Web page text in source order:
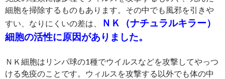
細胞を掃除するものもあります。その中でも風邪を引きや
すい、なりにくいの差は、
ＮＫ（ナチュラルキラー）
細胞の活性に原因がありました。
ＮＫ細胞はリンパ球の1種でウイルスなどを攻撃してやっつ
ける免疫のことです。ウィルスを攻撃する以外でも体の中